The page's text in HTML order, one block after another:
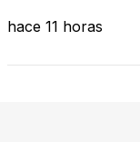
hace 11 horas